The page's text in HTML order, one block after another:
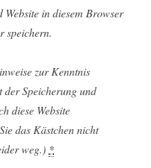
in diesem Browser
speichern.
zur Kenntnis
der Speicherung und
diese Website
das Kästchen nicht
weg.) *